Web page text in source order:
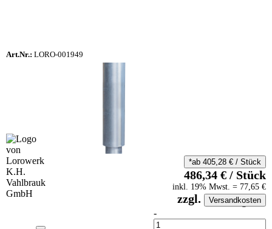
Art.Nr.: LORO-001949
auf Anfrageliste
-
Anzahl
*ab 405,28 €/ Stück
486,34 €/ Stück
inkl. 19% Mwst. = 77,65 €
zzgl. Versandkosten